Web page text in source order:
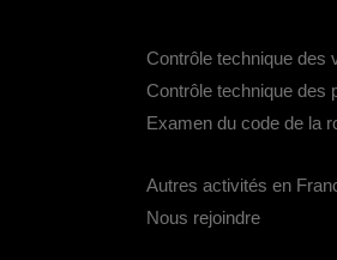
Contrôle technique des
Contrôle technique des
Examen du code de la
Autres activités en
Nous rejoindre